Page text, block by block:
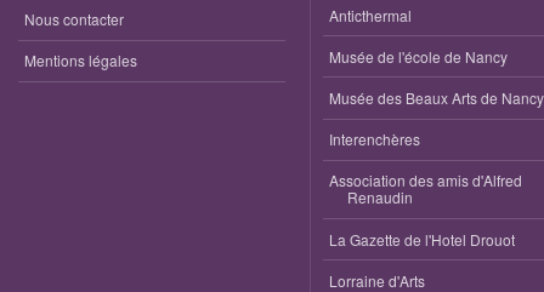
Nous contacter
Mentions légales
Anticthermal
Musée de l'école de Nancy
Musée des Beaux Arts de Nancy
Interenchères
Association des amis d'Alfred
Renaudin
La Gazette de l'Hotel Drouot
Lorraine d'Arts